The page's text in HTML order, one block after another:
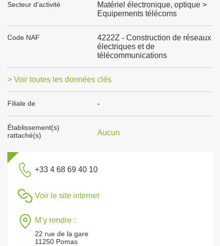
Secteur d'activité
Matériel électronique, optique >
Equipements télécoms
Code NAF
4222Z - Construction de réseaux
électriques et de
télécommunications
> Voir toutes les données clés
Filiale de -
Établissement(s)
rattaché(s)
Aucun
+33 4 68 69 40 10
Voir le site internet
M’y rendre :
22 rue de la gare
11250 Pomas